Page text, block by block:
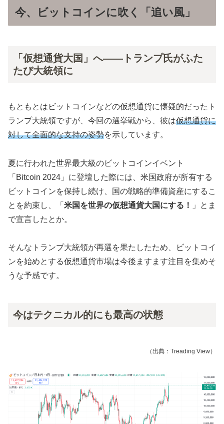
今、ビットコインに吹く「追い風」
「仮想通貨大国」へ――トランプ氏がふた
たび大統領に
もともとはビットコインなどの仮想通貨に懐疑的だったト
ランプ大統領ですが、今回の選挙戦から、彼は仮想通貨に
対して全面的な支持の姿勢を示しています。
夏に行われた世界最大級のビットコインイベント
「Bitcoin 2024」に登壇した際には、米国政府が所有する
ビットコインを保持し続け、国の戦略的準備資産にするこ
とを約束し、「 米国を世界の仮想通貨大国にする！
」とま
で宣言したとか。
そんなトランプ大統領が再選を果たしたため、ビットコイ
ンを始めとする仮想通貨市場は今後 ますます注目を集めそ
うな予感です。
今はテクニカル的にも最高の状態
（出典：Treading View）